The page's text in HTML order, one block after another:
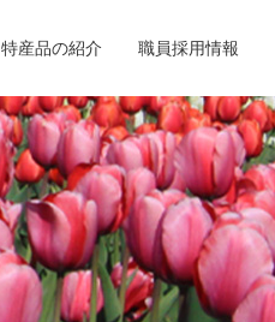
特産品の紹介 職員採用情報